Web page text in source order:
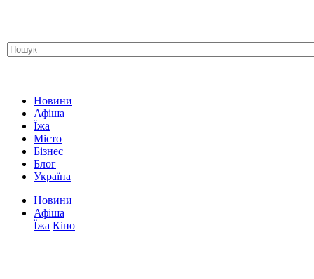
Новини
Афіша
Їжа
Місто
Бізнес
Блог
Україна
Новини
Афіша
Їжа Кіно